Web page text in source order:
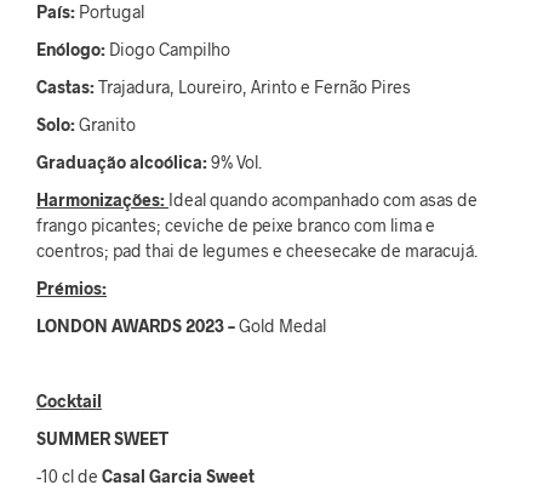
País: Portugal
Enólogo: Diogo Campilho
Castas:Trajadura, Loureiro, Arinto e Fernão Pires
Solo:Granito
Graduação alcoólica:9% Vol.
Harmonizações: Ideal quando acompanhado com asas de
frango picantes; ceviche de peixe branco com lima e
coentros; pad thai de legumes e cheesecake de maracujá.
Prémios:
LONDON AWARDS2023 –Gold Medal
Cocktail
SUMMER SWEET
-10 cl de Casal Garcia Sweet